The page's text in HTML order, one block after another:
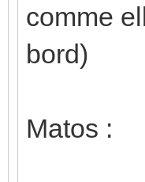
comme
bord)
Matos :